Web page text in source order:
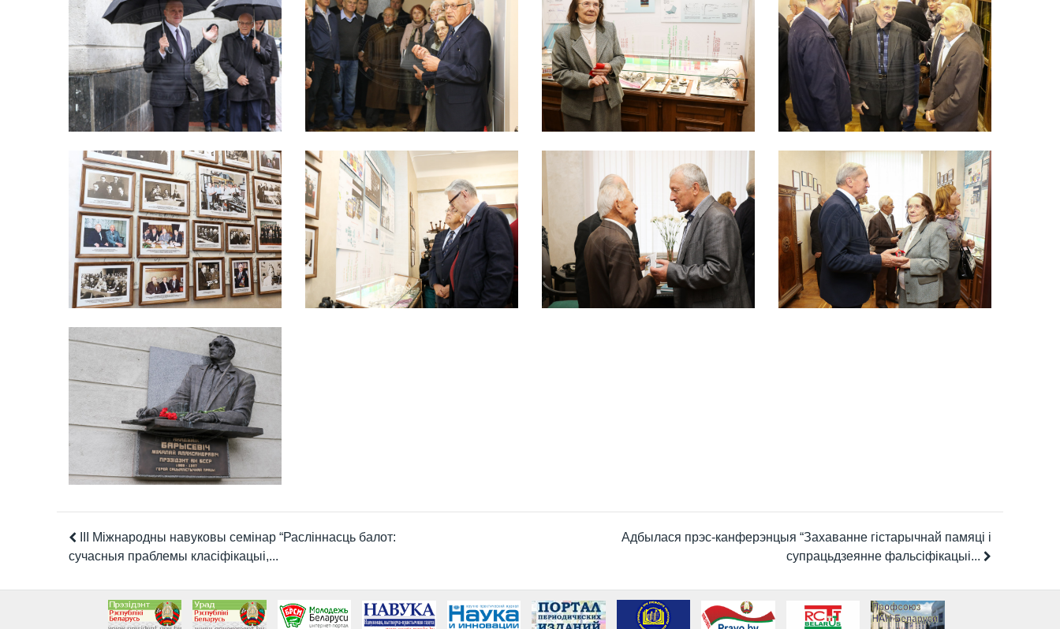
III Міжнародны навуковы семінар “Расліннасць балот:
сучасныя праблемы класіфікацыі,...
Адбылася прэс-канферэнцыя “Захаванне гістарычнай памяці і
супрацьдзеянне фальсіфікацыі...